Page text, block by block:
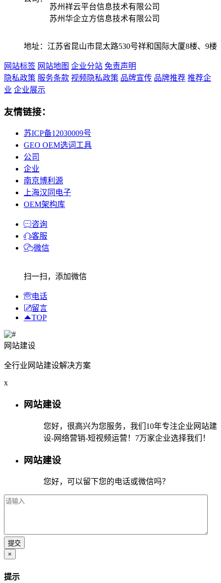
苏州祥云平台信息技术有限公司
苏州华企立方信息技术有限公司
地址：江苏省昆山市昆太路530号祥和国际大厦8楼、9楼
网站标签 网站地图 企业分站 免责声明
隐私政策 服务条款 视频隐私政策 品牌宣传 品牌推荐 推荐企
业 企业展示
友情链接：
苏ICP备12030009号
GEO OEM选词工具
公司
企业
南京博利源
上海汉同电子
OEM架构库
咨询
客服
微信
扫一扫，添加微信
电话
留言
TOP
网站建设
全行业网站建设解决方案
x
网站建设
您好，很高兴为您服务，我们10年专注企业网站建
设-网络营销-短视频运营！7万家企业选择我们！
网站建设
您好，可以留下您的电话或微信吗？
×
提示